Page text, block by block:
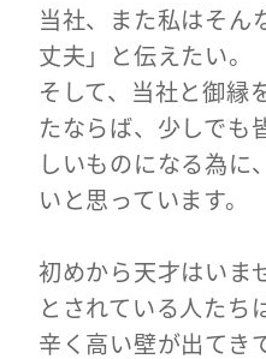
当社、また私はそん
丈夫」と伝えたい。
そして、当社と御縁
たならば、 少しでも
しいものになる為に
いと思っています。
初めから天才はいま
とされている人たち
辛く高い壁が出てき